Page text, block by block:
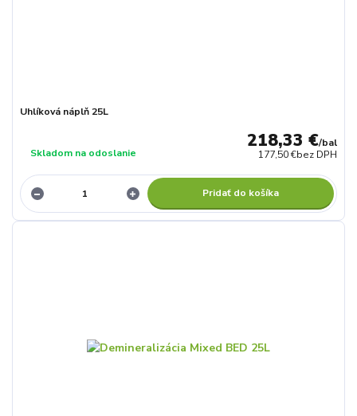
Uhlíková náplň 25L
218,33 €/bal
177,50 €bez DPH
Skladom na odoslanie
Pridať do košíka